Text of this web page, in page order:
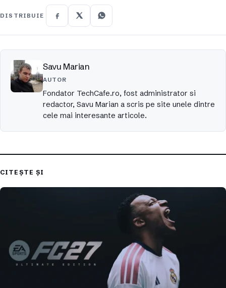
DISTRIBUIE
Savu Marian
AUTOR
Fondator TechCafe.ro, fost administrator si
redactor, Savu Marian a scris pe site unele dintre
cele mai interesante articole.
CITEȘTE ȘI